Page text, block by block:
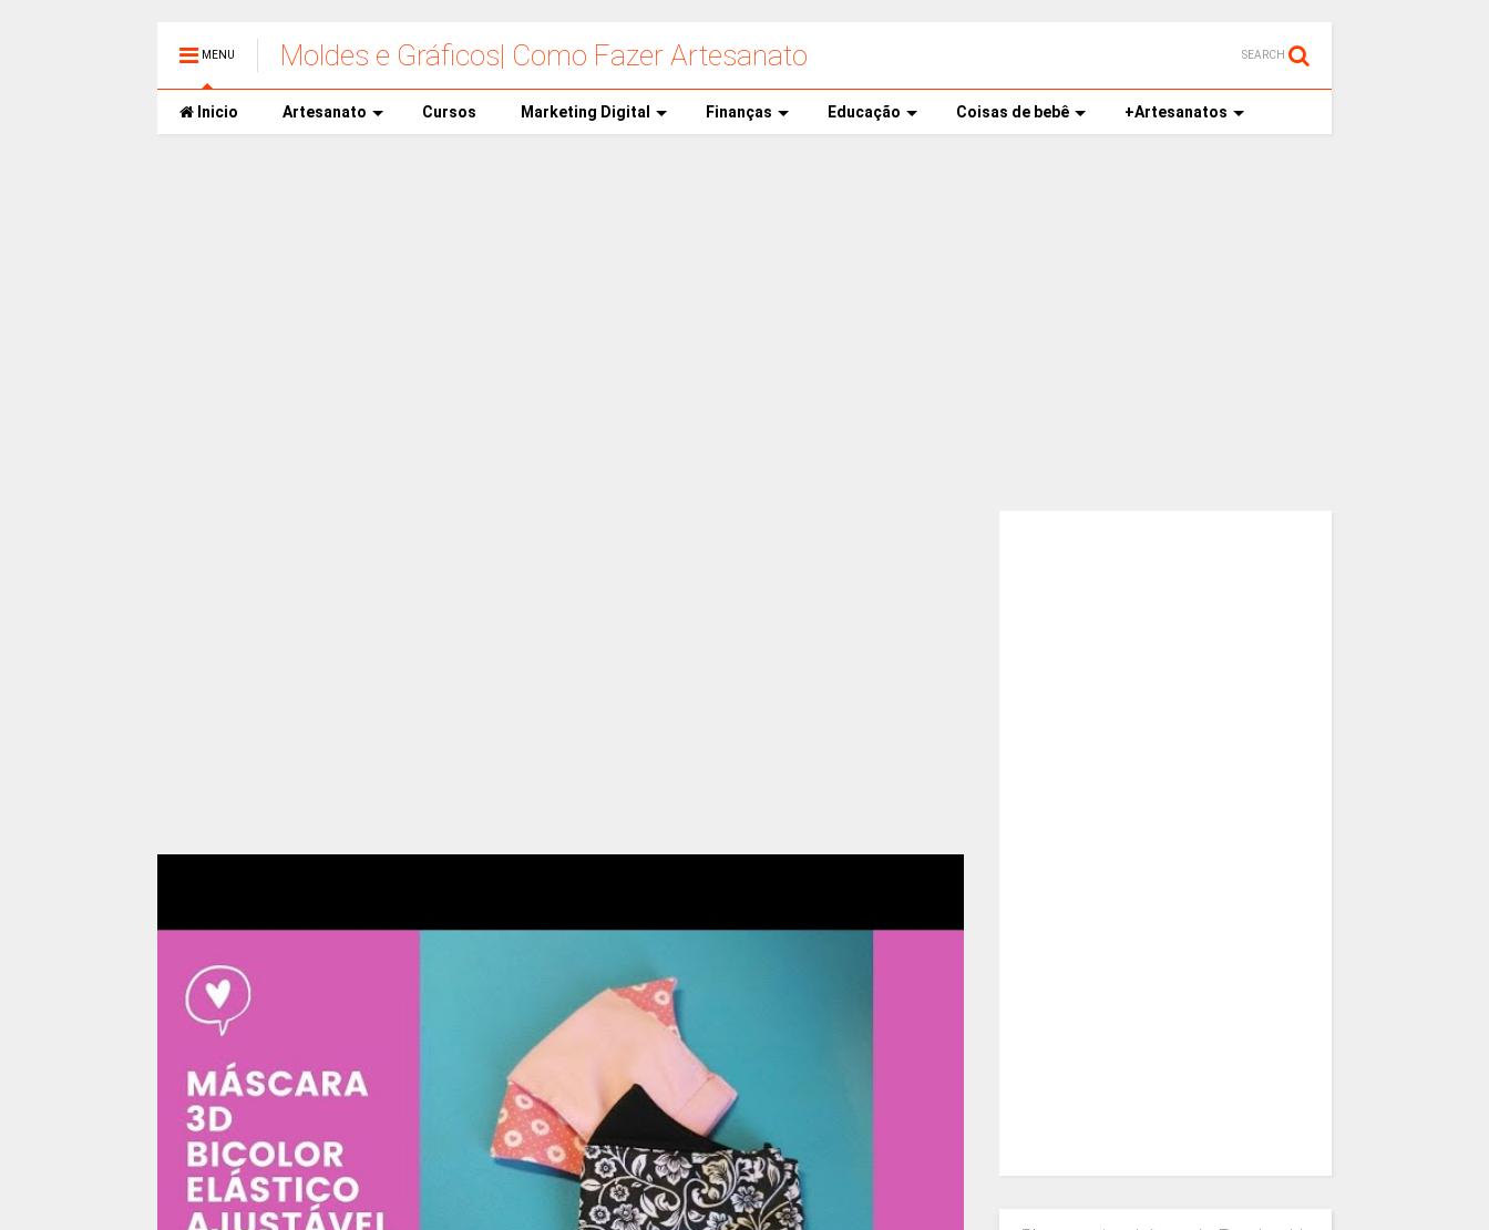
MENU Moldes e Gráficos| Como Fazer Artesanato SEARCH
Inicio Artesanato Cursos Marketing Digital Finanças Educação Coisas de bebê +Artesanatos